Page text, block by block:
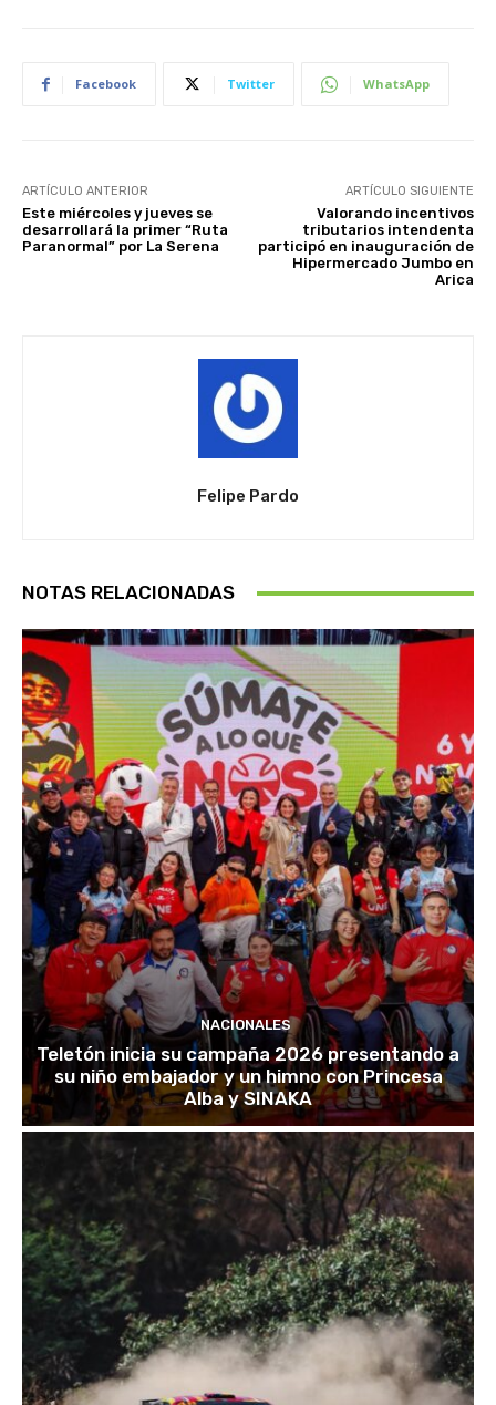
Facebook Twitter WhatsApp
ARTÍCULO ANTERIOR
Este miércoles y jueves se
desarrollará la primer “Ruta
Paranormal” por La Serena
ARTÍCULO SIGUIENTE
Valorando incentivos
tributarios intendenta
participó en inauguración de
Hipermercado Jumbo en
Arica
Felipe Pardo
NOTAS RELACIONADAS
NACIONALES
Teletón inicia su campaña 2026 presentando a
su niño embajador y un himno con Princesa
Alba y SINAKA